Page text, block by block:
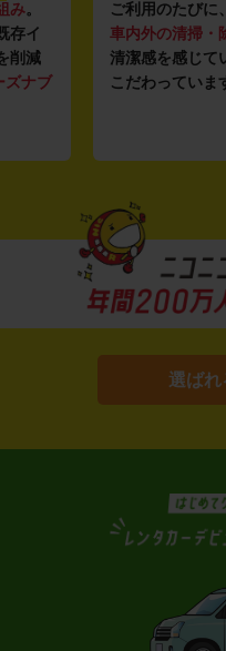
み。
存イ
削減
ズナブ
ご利用のたびに、
車内外の清掃・
清潔感を感じて
こだわっていま
選ばれ